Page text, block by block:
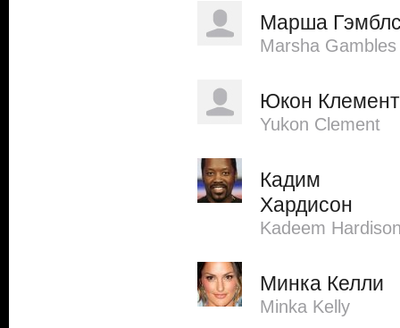
Марша
Marsha Gambles
Юкон Клемент
Yukon Clement
Кадим
Хардисон
Kadeem
Минка Келли
Minka Kelly